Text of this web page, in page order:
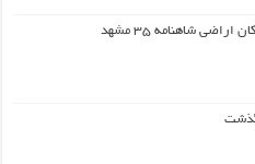
اراضی شاهنامه ۳۵ مشهد